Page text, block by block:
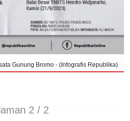
Gunung Bromo - (Infografis Republika)
2 / 2